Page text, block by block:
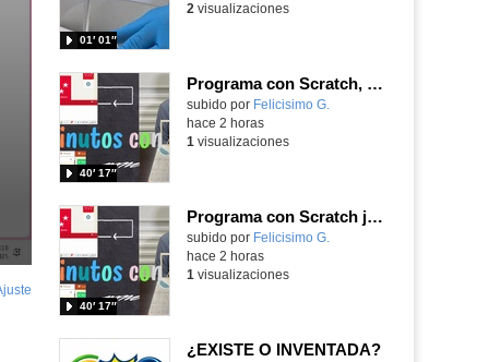
pantalla
01′ 01″
2 visualizaciones
Programa con Scratch, 8 diferentes juegos para vivir la emoción de los partidos de España en el mundial 2026
Contenido educativo.
subido por Felicisimo G.
40′ 17″
hace 2 horas
1 visualizaciones
Programa con Scratch juegos con los partidos del mundial 2026 ganados por España
Contenido educativo.
subido por Felicisimo G.
40′ 17″
hace 2 horas
1 visualizaciones
¿EXISTE O INVENTADA?